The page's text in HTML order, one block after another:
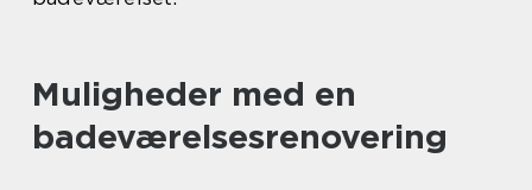
Muligheder med en
badeværelsesrenovering